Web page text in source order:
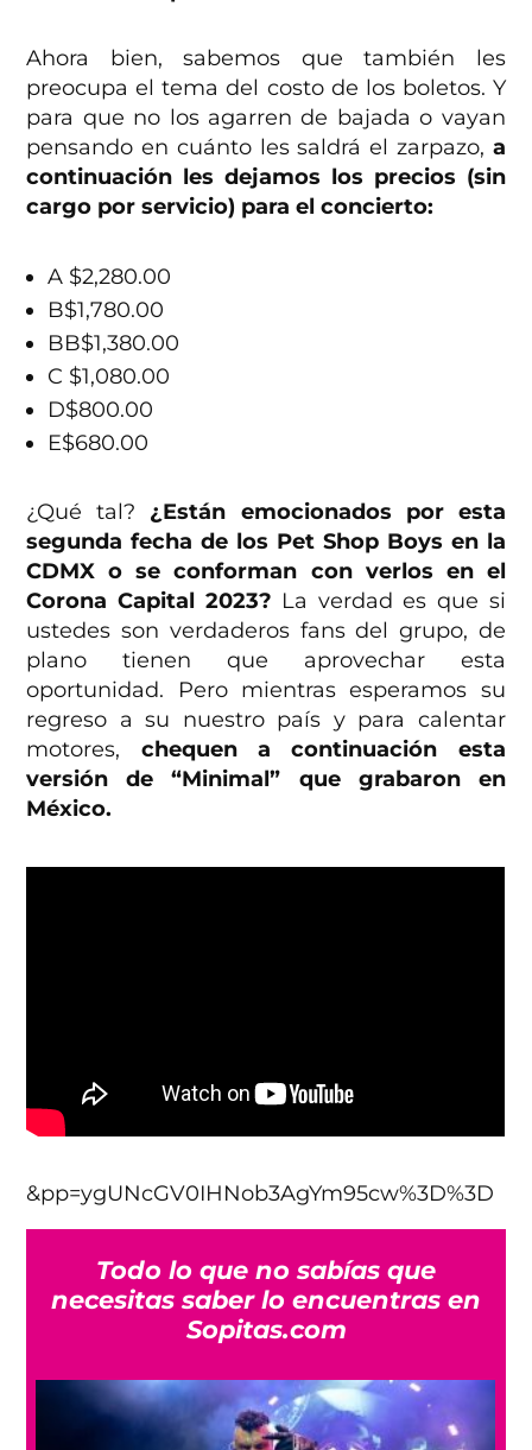
Ahora bien, sabemos que también les
preocupa el tema del costo de los boletos. Y
para que no los agarren de bajada o vayan
pensando en cuánto les saldrá el zarpazo, a
continuación les dejamos los precios (sin
cargo por servicio) para el concierto:
A $2,280.00
B$1,780.00
BB$1,380.00
C $1,080.00
D$800.00
E$680.00
¿Qué tal? ¿Están emocionados por esta
segunda fecha de los Pet Shop Boys en la
CDMX o se conforman con verlos en el
Corona Capital 2023? La verdad es que si
ustedes son verdaderos fans del grupo, de
plano tienen que aprovechar esta
oportunidad. Pero mientras esperamos su
regreso a su nuestro país y para calentar
motores, chequen a continuación esta
versión de “Minimal” que grabaron en
México.
&pp=ygUNcGV0IHNob3AgYm95cw%3D%3D
Todo lo que no sabías que
necesitas saber lo encuentras en
Sopitas.com